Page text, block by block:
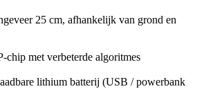
25 cm, afhankelijk van grond en
chip met verbeterde algoritmes
lithium batterij (USB / powerbank